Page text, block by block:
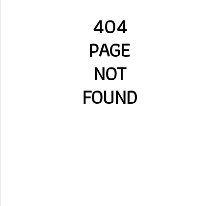
404
PAGE
NOT
FOUND